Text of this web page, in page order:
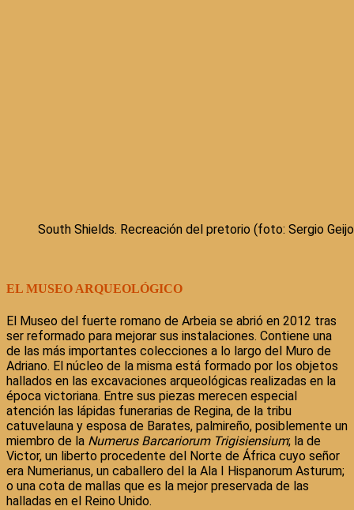
South Shields. Recreación del pretorio (foto: Sergio
EL MUSEO ARQUEOLÓGICO
El Museo del fuerte romano de Arbeia se abrió en 2012 tras
ser reformado para mejorar sus instalaciones. Contiene una
de las más importantes colecciones a lo largo del Muro de
Adriano. El núcleo de la misma está formado por los objetos
hallados en las excavaciones arqueológicas realizadas en la
época victoriana. Entre sus piezas merecen especial
atención las lápidas funerarias de Regina, de la tribu
catuvelauna y esposa de Barates, palmireño, posiblemente un
miembro de la Numerus Barcariorum Trigisiensium; la de
Victor, un liberto procedente del Norte de África cuyo señor
era Numerianus, un caballero del la Ala I Hispanorum Asturum;
o una cota de mallas que es la mejor preservada de las
halladas en el Reino Unido.